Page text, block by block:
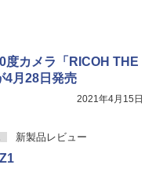
度カメラ「RICOH THE
4月28日発売
2021年4月15日
新製品レビュー